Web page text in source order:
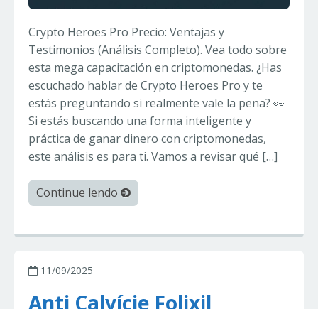
Crypto Heroes Pro Precio: Ventajas y
Testimonios (Análisis Completo). Vea todo sobre
esta mega capacitación en criptomonedas. ¿Has
escuchado hablar de Crypto Heroes Pro y te
estás preguntando si realmente vale la pena? 👀
Si estás buscando una forma inteligente y
práctica de ganar dinero con criptomonedas,
este análisis es para ti. Vamos a revisar qué […]
Continue lendo
11/09/2025
Anti Calvície Folixil